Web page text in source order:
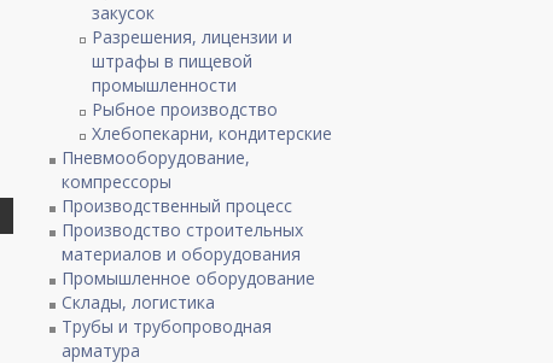
закусок
Разрешения, лицензии и
штрафы в пищевой
промышленности
Рыбное производство
Хлебопекарни, кондитерские
Пневмооборудование,
компрессоры
Производственный процесс
Производство строительных
материалов и оборудования
Промышленное оборудование
Склады, логистика
Трубы и трубопроводная
арматура